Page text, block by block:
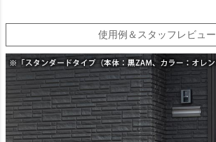
使用例＆スタッフレビュー